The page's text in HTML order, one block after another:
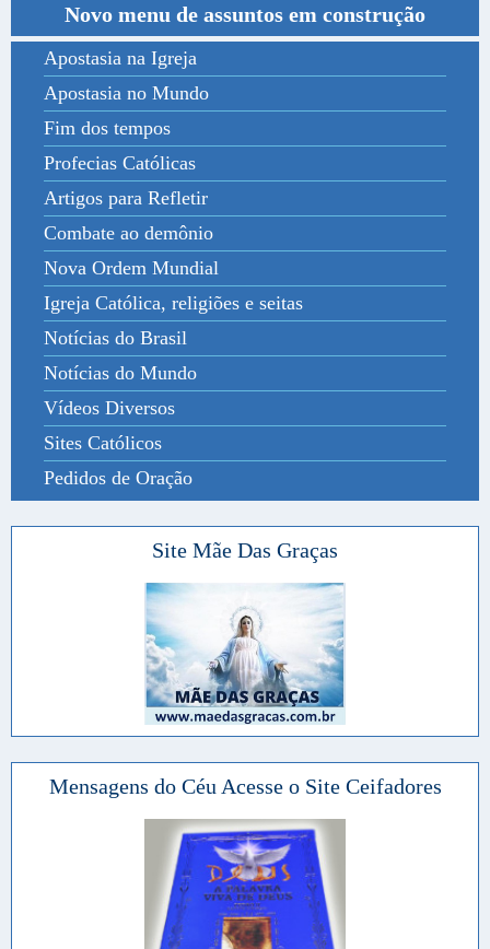
Novo menu de assuntos em construção
Apostasia na Igreja
Apostasia no Mundo
Fim dos tempos
Profecias Católicas
Artigos para Refletir
Combate ao demônio
Nova Ordem Mundial
Igreja Católica, religiões e seitas
Notícias do Brasil
Notícias do Mundo
Vídeos Diversos
Sites Católicos
Pedidos de Oração
Site Mãe Das Graças
Mensagens do Céu Acesse o Site Ceifadores